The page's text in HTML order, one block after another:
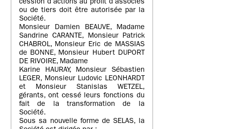
cession d’actions au profit d’associés
ou de tiers doit être autorisée par la
Société.
Monsieur Damien BEAUVE, Madame
Sandrine CARANTE, Monsieur Patrick
CHABROL, Monsieur Eric de MASSIAS
de BONNE, Monsieur Hubert DUPORT
DE RIVOIRE, Madame
Karine HAURAY, Monsieur Sébastien
LEGER, Monsieur Ludovic LEONHARDT
et Monsieur Stanislas WETZEL,
gérants, ont cessé leurs fonctions du
fait de la transformation de la
Société.
Sous sa nouvelle forme de SELAS, la